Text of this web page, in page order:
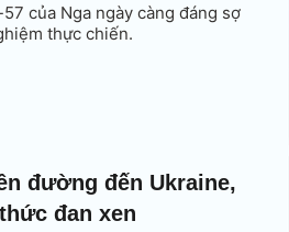
của Nga ngày càng đáng sợ
thực chiến.
đường đến Ukraine,
đan xen